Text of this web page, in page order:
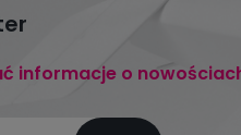
informacje o